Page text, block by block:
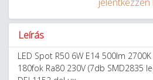
Leírás
LED Spot R50 6W E14 500lm
180fok Ra80 230V (7db SMD2835